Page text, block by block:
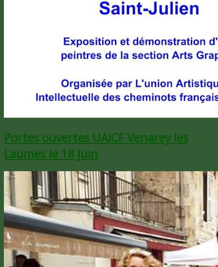
Portes ouvertes UAICF Venarey les
Laumes le 18 juin